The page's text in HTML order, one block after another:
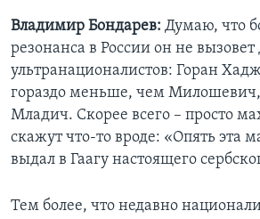
Владимир Бондарев: Думаю, что
резонанса в России он не
ультранационалистов: Горан
гораздо меньше, чем
Младич. Скорее всего – просто
скажут что-то вроде: «Опять эта
выдал в Гаагу настоящего
Тем более, что недавно